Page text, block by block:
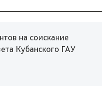
на соискание
Кубанского ГАУ